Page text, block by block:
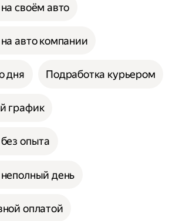
своём авто
авто компании
дня Подработка курьером
график
опыта
день
оплатой